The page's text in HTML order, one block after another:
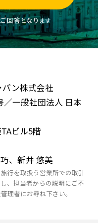
回答となります
パン株式会社
一般社団法人 日本
ビル5階
、新井 悠美
行を取扱う営業所での取引
、担当者からの説明にご不
理者にお尋ね下さい。